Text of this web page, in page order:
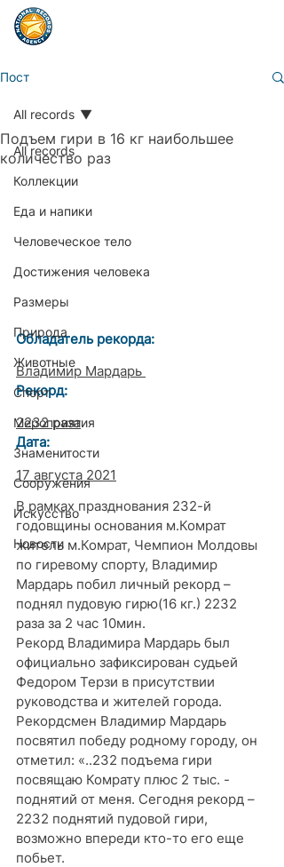
Пост
All records
Коллекции
Еда и напики
Человеческое тело
Достижения человека
Размеры
Природа
Животные
Спорт
Мероприятия
Знаменитости
Сооружения
Искусство
Новости
All records
Подъем гири в 16 кг наибольшее
количество раз
Обладатель рекорда:
Владимир Мардарь
Рекорд:
2232 раза
Дата:
17 августа 2021
В рамках празднования 232-й
годовщины основания м.Комрат
житель м.Комрат, Чемпион Молдовы
по гиревому спорту, Владимир
Мардарь побил личный рекорд –
поднял пудовую гирю(16 кг.) 2232
раза за 2 час 10мин.
Рекорд Владимира Мардарь был
официально зафиксирован судьей
Федором Терзи в присутствии
руководства и жителей города.
Рекордсмен Владимир Мардарь
посвятил победу родному городу, он
отметил: «..232 подъема гири
посвящаю Комрату плюс 2 тыс. -
поднятий от меня. Сегодня рекорд –
2232 поднятий пудовой гири,
возможно впереди кто-то его еще
побьет.